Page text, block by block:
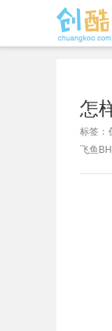
怎
标签：
飞鱼